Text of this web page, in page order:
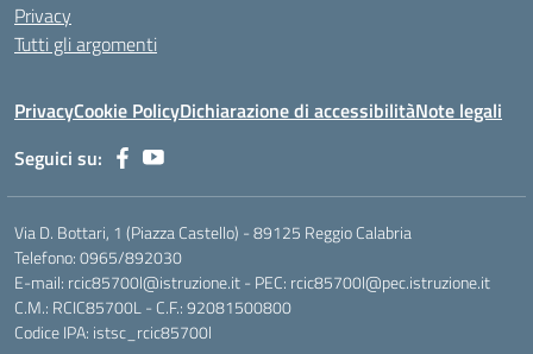
Privacy
Tutti gli argomenti
PrivacyCookie PolicyDichiarazione di accessibilitàNote legali
Seguici su:
Via D. Bottari, 1 (Piazza Castello) - 89125 Reggio Calabria
Telefono: 0965/892030
E-mail: rcic85700l@istruzione.it - PEC: rcic85700l@pec.istruzione.it
C.M.: RCIC85700L - C.F.: 92081500800
Codice IPA: istsc_rcic85700l